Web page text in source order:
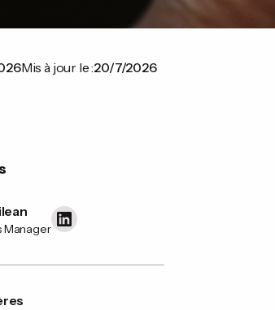
Mis à jour le :20/7/2026
Manager